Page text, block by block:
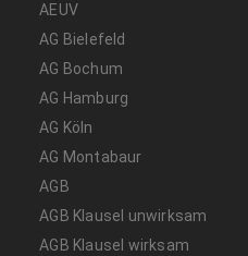
AEUV
AG Bielefeld
AG Bochum
AG Hamburg
AG Köln
AG Montabaur
AGB
AGB Klausel unwirksam
AGB Klausel wirksam